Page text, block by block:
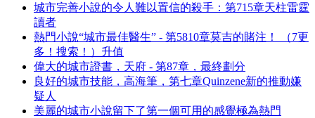
城市完善小說的令人難以置信的殺手：第715章天柱雷霆
讀者
熱門小說“城市最佳醫生” - 第5810章莫吉的賭注！ （7更
多！搜索！）升值
偉大的城市證書，天府 - 第87章，最終劃分
良好的城市技能，高海筆，第七章Quinzene新的推動嫌
疑人
美麗的城市小說留下了第一個可用的感覺極為熱門